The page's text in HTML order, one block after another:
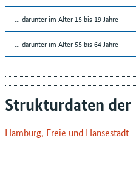
... darunter im Alter 15 bis 19 Jahre
... darunter im Alter 55 bis 64 Jahre
Strukturdaten der
Hamburg, Freie und Hansestadt